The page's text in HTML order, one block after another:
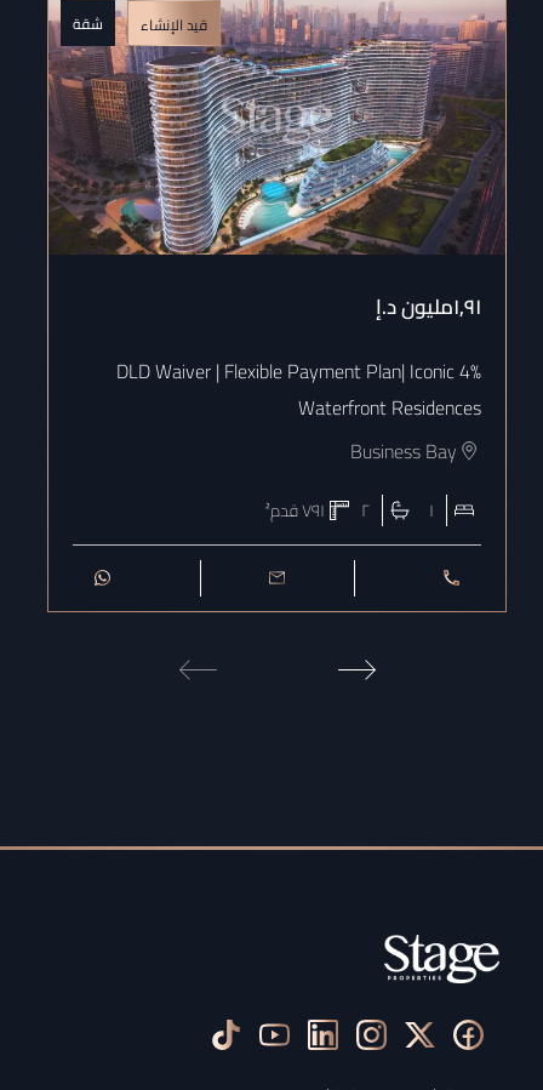
قيد الإنشاء شقة
١٫٩١مليون د.إ
4% DLD Waiver | Flexible Payment Plan| Iconic
Waterfront Residences
Business Bay
١ ٢ ٧٩١قدم²